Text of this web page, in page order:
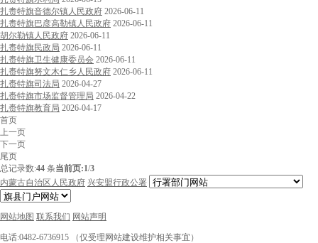
扎赉特旗音德尔镇人民政府 2026-06-11
扎赉特旗巴彦高勒镇人民政府 2026-06-11
胡尔勒镇人民政府 2026-06-11
扎赉特旗民政局 2026-06-11
扎赉特旗卫生健康委员会 2026-06-11
扎赉特旗努文木仁乡人民政府 2026-06-11
扎赉特旗司法局 2026-04-27
扎赉特旗市场监督管理局 2026-04-22
扎赉特旗教育局 2026-04-17
首页
上一页
下一页
尾页
总记录数:44 条当前页:1/3
内蒙古自治区人民政府 兴安盟行政公署
网站地图 联系我们 网站声明
电话:0482-6736915 （仅受理网站建设维护相关事宜）